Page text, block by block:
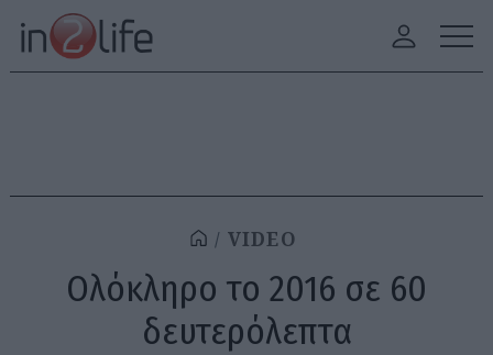
VIDEO
Ολόκληρο το 2016 σε 60
δευτερόλεπτα